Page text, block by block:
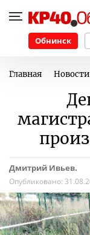
Обнинск
Главная Новости
Дмитрий Ивьев.
Опубликовано: